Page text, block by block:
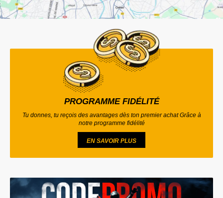
PROGRAMME FIDÉLITÉ
Tu donnes, tu reçois des avantages dès ton premier achat Grâce à
notre programme fidélité
EN SAVOIR PLUS